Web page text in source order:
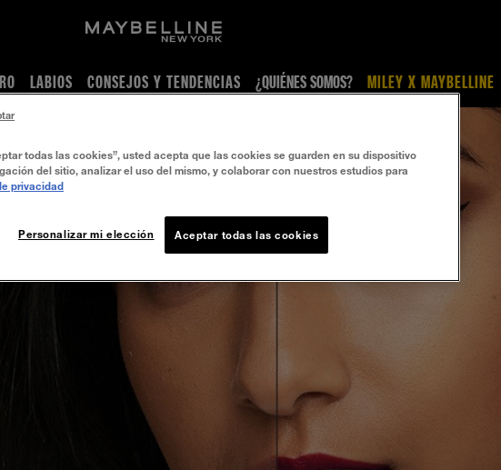
LABIOS CONSEJOS Y TENDENCIAS ¿QUIÉNES SOMOS? MILEY X MAYBELLINE
todas las cookies”, usted acepta que las cookies se guarden en su dispositivo
del sitio, analizar el uso del mismo, y colaborar con nuestros estudios para
privacidad
Aceptar todas las cookies
Personalizar mi elección